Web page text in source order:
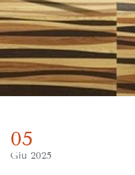
05
Giu 2025